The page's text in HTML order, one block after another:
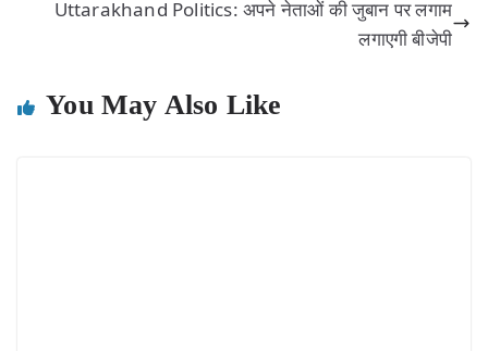
Uttarakhand Politics: अपने नेताओं की जुबान पर लगाम
लगाएगी बीजेपी
You May Also Like